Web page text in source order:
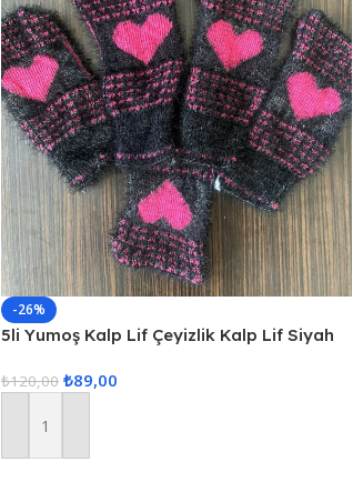
-26%
5li Yumoş Kalp Lif Çeyizlik Kalp Lif Siyah
₺120,00 ₺89,00
Sepete Ekle